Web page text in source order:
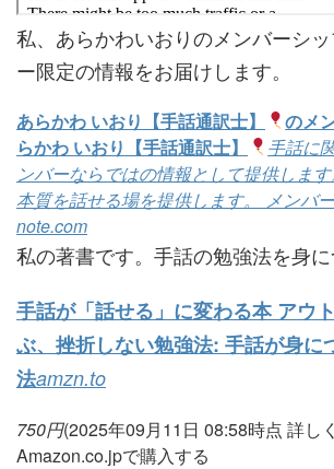
私、あらかわいおりのメンバーシ
ー限定の情報をお届けします。
あらかわ いおり【手話通訳士】
のメ
らかわ いおり【手話通訳士】
手話に
ンバーならではの情報として提供しま
本質を話せる場を提供します。 メンバ
note.com
私の著書です。手話の勉強法を身に
手話が「話せる」に変わる本 アウ
ぶ、挫折しない勉強法: 手話が身に
法amzn.to
750円(2025年09月11日 08:58時点 詳し
Amazon.co.jpで購入する